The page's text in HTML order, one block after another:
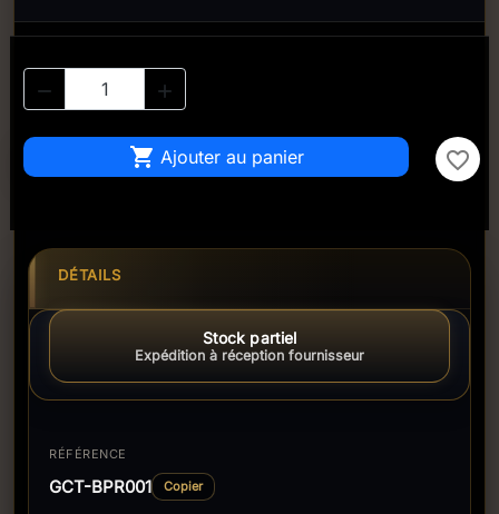
 
 Ajouter au panier favorite_border
DÉTAILS
Stock partiel
Expédition à réception fournisseur
RÉFÉRENCE
GCT-BPR001 Copier